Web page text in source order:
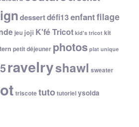
dessertdéfi13enfantfilage
jeu joji K'fé Tricot kid's tricot kit
petit déjeuner photos plat unique
ravelryshawl sweater
triscote tutotutorielysolda